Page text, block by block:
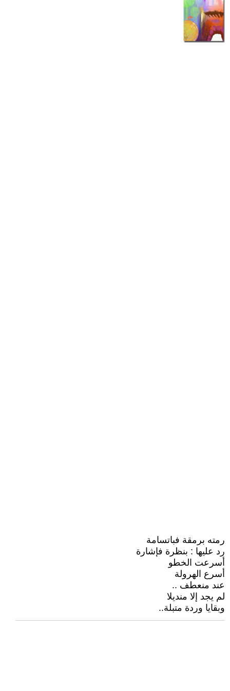
رمته برمقة فباتسامة
رد عليها : بنظرة فإشارة
أسرعت الخطو
أسرع الهرولة
عند منعطف ..
لم يجد إلا منديلا
وبقايا وردة متبلة..